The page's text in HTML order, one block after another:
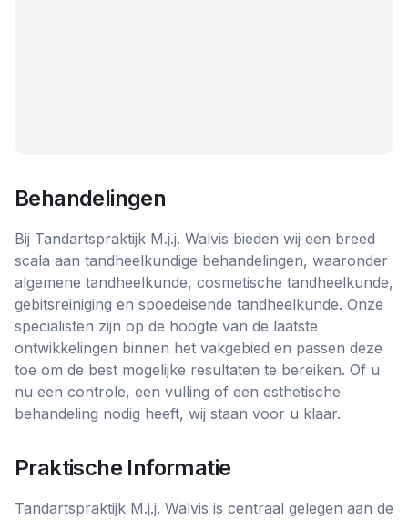
Behandelingen
Bij Tandartspraktijk M.j.j. Walvis bieden wij een breed
scala aan tandheelkundige behandelingen, waaronder
algemene tandheelkunde, cosmetische tandheelkunde,
gebitsreiniging en spoedeisende tandheelkunde. Onze
specialisten zijn op de hoogte van de laatste
ontwikkelingen binnen het vakgebied en passen deze
toe om de best mogelijke resultaten te bereiken. Of u
nu een controle, een vulling of een esthetische
behandeling nodig heeft, wij staan voor u klaar.
Praktische Informatie
Tandartspraktijk M.j.j. Walvis is centraal gelegen aan de